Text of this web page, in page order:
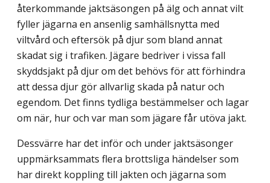
återkommande jaktsäsongen på älg och annat vilt
fyller jägarna en ansenlig samhällsnytta med
viltvård och eftersök på djur som bland annat
skadat sig i trafiken. Jägare bedriver i vissa fall
skyddsjakt på djur om det behövs för att förhindra
att dessa djur gör allvarlig skada på natur och
egendom. Det finns tydliga bestämmelser och lagar
om när, hur och var man som jägare får utöva jakt.
Dessvärre har det inför och under jaktsäsonger
uppmärksammats flera brottsliga händelser som
har direkt koppling till jakten och jägarna som